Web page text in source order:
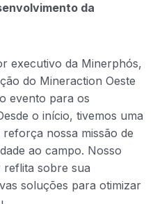
da
executivo da Minerphós,
do Mineraction Oeste
evento para os
o início, tivemos uma
nossa missão de
ao campo. Nosso
sobre sua
soluções para otimizar